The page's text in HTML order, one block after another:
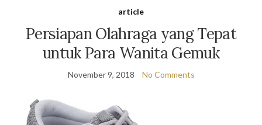
article
Persiapan Olahraga yang Tepat
untuk Para Wanita Gemuk
November 9, 2018 No Comments